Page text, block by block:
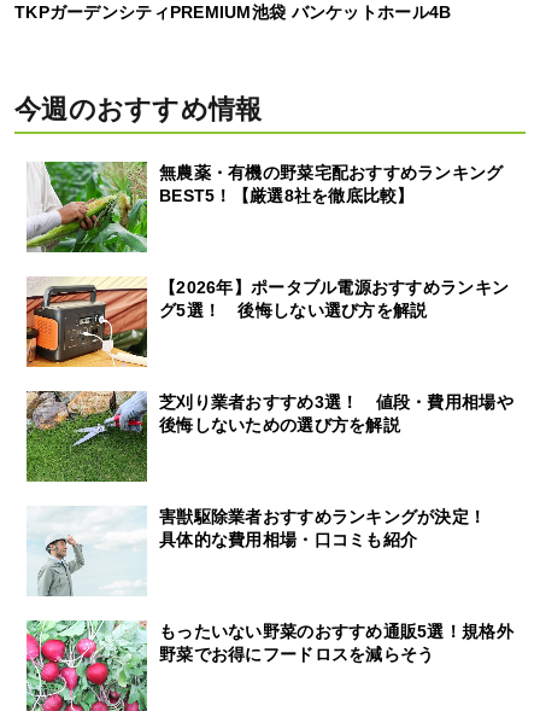
TKPガーデンシティPREMIUM池袋 バンケットホール4B
今週のおすすめ情報
無農薬・有機の野菜宅配おすすめランキング
BEST5！【厳選8社を徹底比較】
【2026年】ポータブル電源おすすめランキン
グ5選！ 後悔しない選び方を解説
芝刈り業者おすすめ3選！ 値段・費用相場や
後悔しないための選び方を解説
害獣駆除業者おすすめランキングが決定！
具体的な費用相場・口コミも紹介
もったいない野菜のおすすめ通販5選！規格外
野菜でお得にフードロスを減らそう